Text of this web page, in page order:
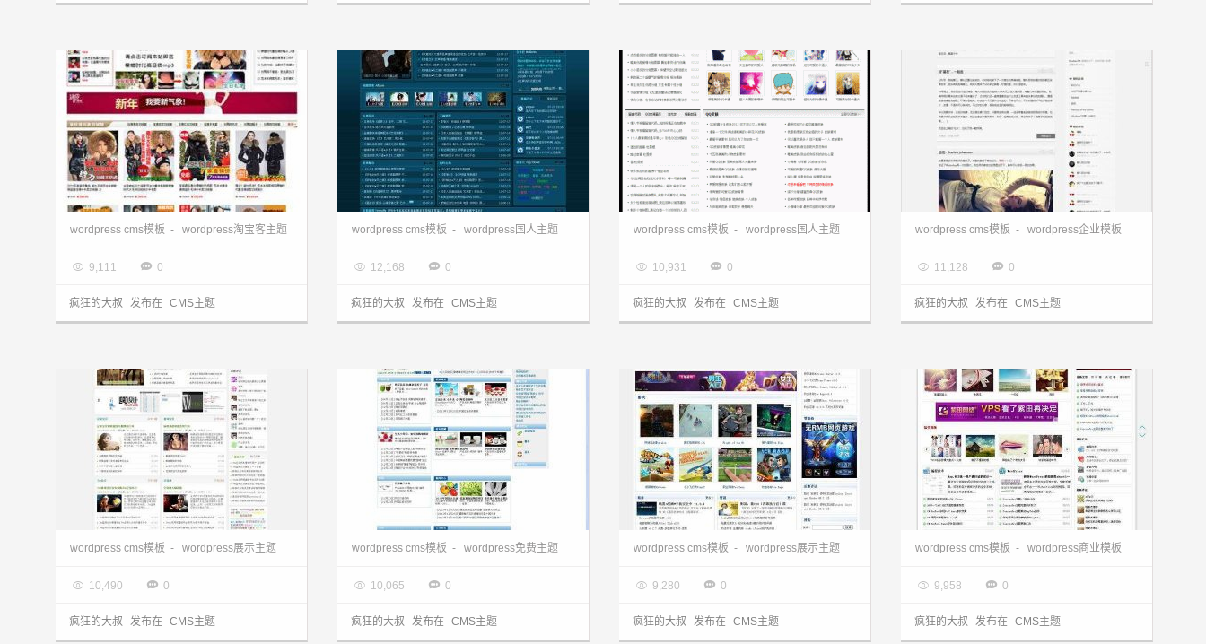
wordpress cms主题:淘宝客xuejian2.0主题
wordpress cms模板 - wordpress淘宝客主题
 9,111  0
疯狂的大叔 发布在 CMS主题
wordpress cms模板 - wordpress国人主题
 12,168  0
疯狂的大叔 发布在 CMS主题
wordpress cms模板 - wordpress国人主题
 10,931  0
疯狂的大叔 发布在 CMS主题
wordpress企业主题:Mossight主题免费发布
wordpress cms模板 - wordpress企业模板
 11,128  0
疯狂的大叔 发布在 CMS主题
wordpress cms主题:中文小型门户lovnvns2.0主题
wordpress cms模板 - wordpress展示主题
 10,490  0
疯狂的大叔 发布在 CMS主题
wordpress cms主题:中文DJcms主题
wordpress cms模板 - wordpress免费主题
 10,065  0
疯狂的大叔 发布在 CMS主题
wordpress cms模板 - wordpress展示主题
 9,280  0
疯狂的大叔 发布在 CMS主题
wordpress cms模板 - wordpress商业模板
 9,958  0
疯狂的大叔 发布在 CMS主题